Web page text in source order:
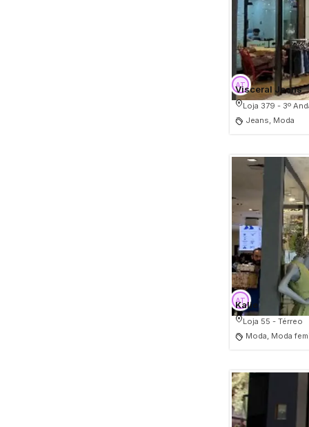
Visceral Jeans
Loja 379 - 3º
Jeans, Moda
Kalie
Loja 55 - Térreo
Moda, Moda